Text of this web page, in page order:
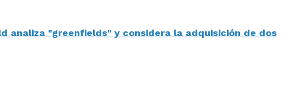
analiza "greenfields" y considera la adquisición de dos